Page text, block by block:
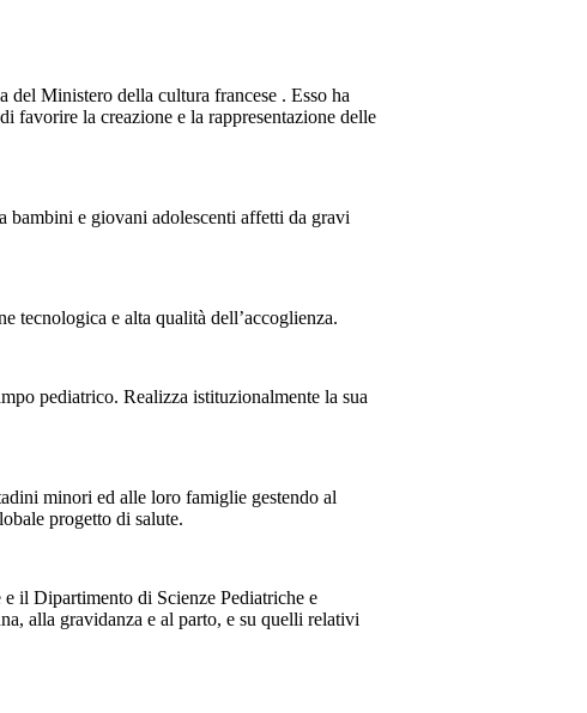
del Ministero della cultura francese . Esso ha
favorire la creazione e la rappresentazione delle
bambini e giovani adolescenti affetti da gravi
tecnologica e alta qualità dell’accoglienza.
pediatrico. Realizza istituzionalmente la sua
minori ed alle loro famiglie gestendo al
progetto di salute.
il Dipartimento di Scienze Pediatriche e
alla gravidanza e al parto, e su quelli relativi